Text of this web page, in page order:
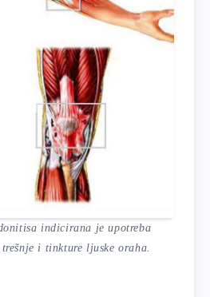
indicirana je upotreba
i tinkture ljuske oraha.